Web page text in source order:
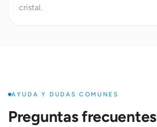
cristal.
AYUDA Y DUDAS COMUNES
Preguntas frecuentes